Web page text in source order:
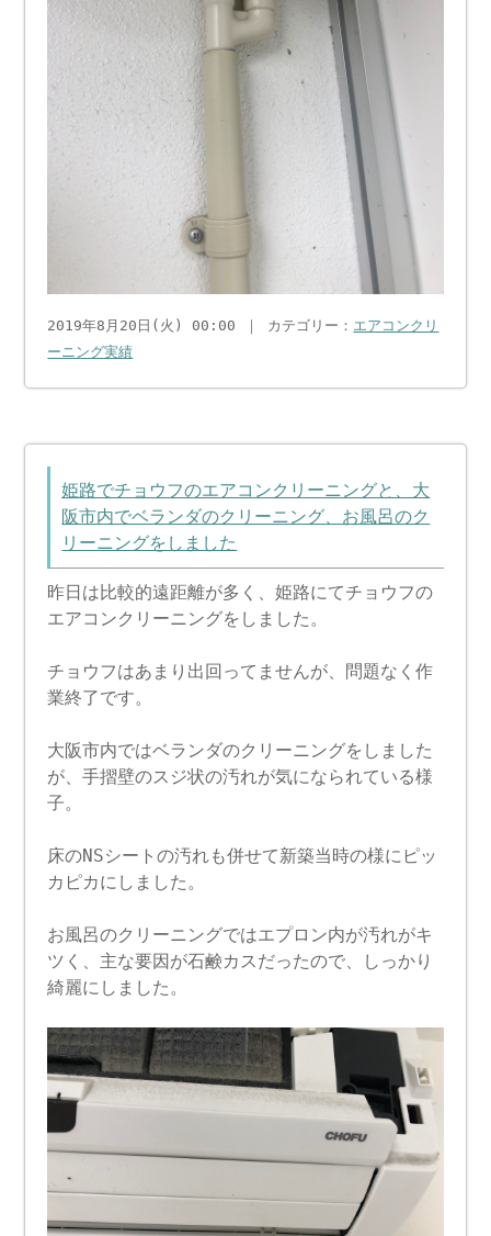
2019年8月20日(火) 00:00 ｜ カテゴリー： エアコンクリ
ーニング実績
姫路でチョウフのエアコンクリーニングと、大
阪市内でベランダのクリーニング、お風呂のク
リーニングをしました
昨日は比較的遠距離が多く、姫路にてチョウフの
エアコンクリーニングをしました。
チョウフはあまり出回ってませんが、問題なく作
業終了です。
大阪市内ではベランダのクリーニングをしました
が、手摺壁のスジ状の汚れが気になられている様
子。
床のNSシートの汚れも併せて新築当時の様にピッ
カピカにしました。
お風呂のクリーニングではエプロン内が汚れがキ
ツく、主な要因が石鹸カスだったので、しっかり
綺麗にしました。